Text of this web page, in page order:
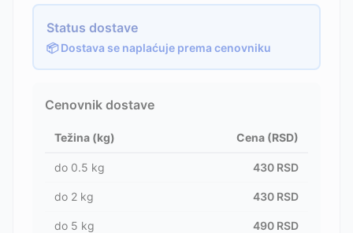
Status dostave
📦 Dostava se naplaćuje prema cenovniku
Cenovnik dostave
Težina (kg) Cena (RSD)
do 0.5 kg 430 RSD
do 2 kg 430 RSD
do 5 kg 490 RSD